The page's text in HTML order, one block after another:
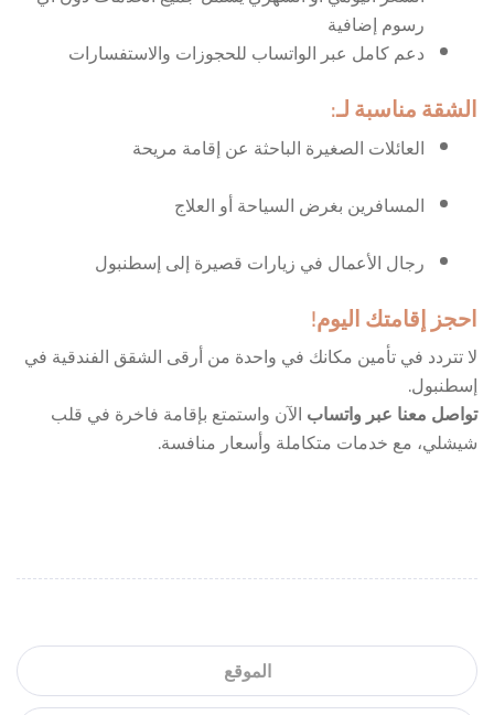
الموقع
رسوم إضافية
دعم كامل عبر الواتساب للحجوزات والاستفسارات
الشقة مناسبة لـ:
العائلات الصغيرة الباحثة عن إقامة مريحة
المسافرين بغرض السياحة أو العلاج
رجال الأعمال في زيارات قصيرة إلى إسطنبول
احجز إقامتك اليوم!
لا تتردد في تأمين مكانك في واحدة من أرقى الشقق الفندقية في
إسطنبول.
تواصل معنا عبر واتساب الآن واستمتع بإقامة فاخرة في قلب
شيشلي، مع خدمات متكاملة وأسعار منافسة.